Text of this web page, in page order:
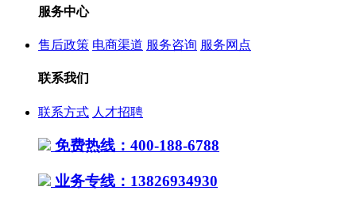
服务中心
售后政策 电商渠道 服务咨询 服务网点
联系我们
联系方式 人才招聘
免费热线：400-188-6788
业务专线：13826934930